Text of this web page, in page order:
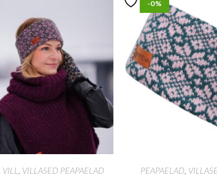
VILL
VILLASED PEAPAELAD
-0%
PEAPAELAD,